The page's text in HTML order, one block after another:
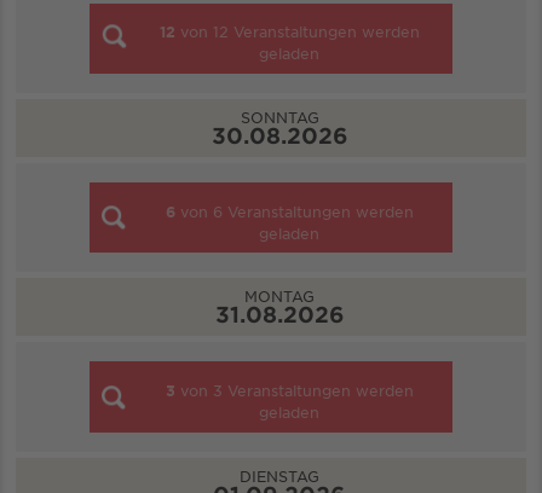
12 von 12 Veranstaltungen werden
geladen
SONNTAG
30.08.2026
6 von 6 Veranstaltungen werden
geladen
MONTAG
31.08.2026
3 von 3 Veranstaltungen werden
geladen
DIENSTAG